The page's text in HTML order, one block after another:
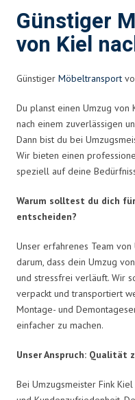
Günstiger
von Kiel
Günstiger Möbeltransport
Du planst einen Umzug von
nach einem zuverlässigen
Dann bist du bei
Wir bieten einen
speziell auf deine
Warum solltest du dich
entscheiden?
Unser erfahrenes Team
darum, dass dein Umzug
und stressfrei verläuft. Wir
verpackt und transportiert
Montage- und
einfacher zu machen.
Unser Anspruch: Qualität
Bei Umzugsmeister Fink